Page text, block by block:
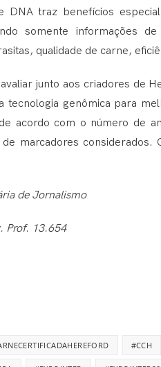
traz benefícios
somente informações
qualidade de carne,
junto aos criadores de
tecnologia genômica para
acordo com o número de
de marcadores
de Jornalismo
Prof. 13.654
#CCH